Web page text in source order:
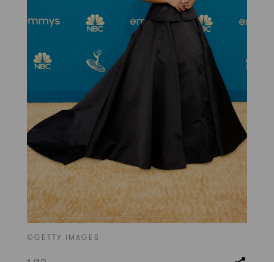
©GETTY IMAGES